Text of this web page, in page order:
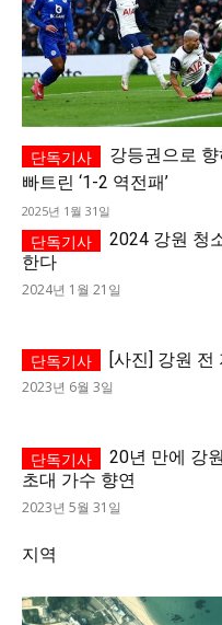
강등권으로
빠트린 ‘1-2 역전패’
2025년 1월 31일
2024 강원 청
한다
2024년 1월 21일
[사진] 강원
2023년 6월 3일
20년 만에 강
초대 가수 향연
2023년 5월 31일
지역